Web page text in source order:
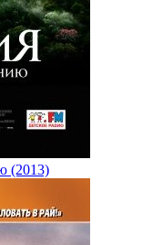
(2013)